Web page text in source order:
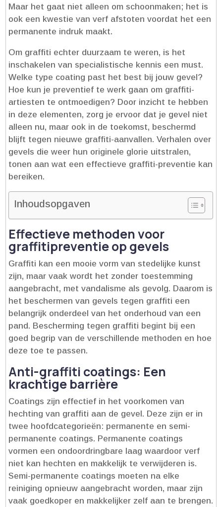
Maar het gaat niet alleen om schoonmaken; het is
ook een kwestie van verf afstoten voordat het een
permanente indruk maakt.​
Om graffiti echter duurzaam te weren, is het
inschakelen van specialistische kennis een must.​
Welke type coating past het best bij jouw gevel?
Hoe kun je preventief te werk gaan om graffiti-
artiesten te ontmoedigen? Door inzicht te hebben
in deze elementen, zorg je ervoor dat je gevel niet
alleen nu, maar ook in de toekomst, beschermd
blijft tegen nieuwe graffiti-aanvallen.​ Verhalen over
gevels die weer hun originele glorie uitstralen,
tonen aan wat een effectieve graffiti-preventie kan
bereiken.​
Inhoudsopgaven
Effectieve methoden voor
graffitipreventie op gevels
Graffiti kan een mooie vorm van stedelijke kunst
zijn, maar vaak wordt het zonder toestemming
aangebracht, met vandalisme als gevolg.​ Daarom is
het beschermen van gevels tegen graffiti een
belangrijk onderdeel van het onderhoud van een
pand.​ Bescherming tegen graffiti begint bij een
goed begrip van de verschillende methoden en hoe
deze toe te passen.​
Anti-graffiti coatings: Een
krachtige barrière
Coatings zijn effectief in het voorkomen van
hechting van graffiti aan de gevel.​ Deze zijn er in
twee hoofdcategorieën: permanente en semi-
permanente coatings.​ Permanente coatings
vormen een ondoordringbare laag waardoor verf
niet kan hechten en makkelijk te verwijderen is.​
Semi-permanente coatings moeten na elke
reiniging opnieuw aangebracht worden, maar zijn
vaak goedkoper en makkelijker zelf aan te brengen.​